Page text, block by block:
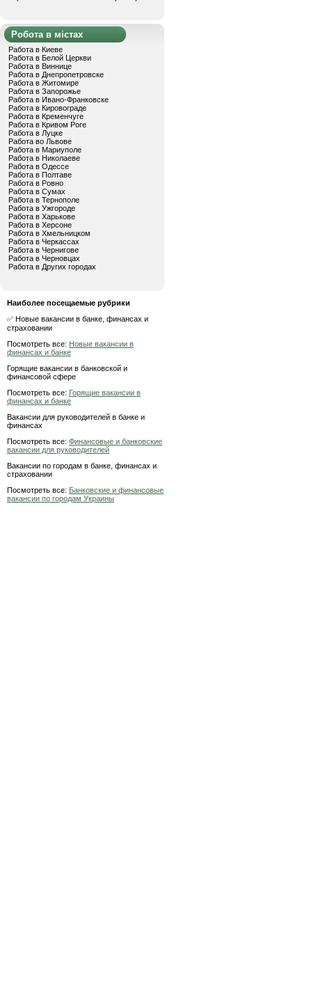
Робота в містах
Работа в Киеве
Работа в Белой Церкви
Работа в Виннице
Работа в Днепропетровске
Работа в Житомире
Работа в Запорожье
Работа в Ивано-Франковске
Работа в Кировограде
Работа в Кременчуге
Работа в Кривом Роге
Работа в Луцке
Работа во Львове
Работа в Мариуполе
Работа в Николаеве
Работа в Одессе
Работа в Полтаве
Работа в Ровно
Работа в Сумах
Работа в Тернополе
Работа в Ужгороде
Работа в Харькове
Работа в Херсоне
Работа в Хмельницком
Работа в Черкассах
Работа в Чернигове
Работа в Черновцах
Работа в Других городах
Наиболее посещаемые рубрики
✅ Новые вакансии в банке, финансах и
страховании
Посмотреть все: Новые вакансии в
финансах и банке
Горящие вакансии в банковской и
финансовой сфере
Посмотреть все: Горящие вакансии в
финансах и банке
Вакансии для руководителей в банке и
финансах
Посмотреть все: Финансовые и банковские
вакансии для руководителей
Вакансии по городам в банке, финансах и
страховании
Посмотреть все: Банковские и финансовые
вакансии по городам Украины